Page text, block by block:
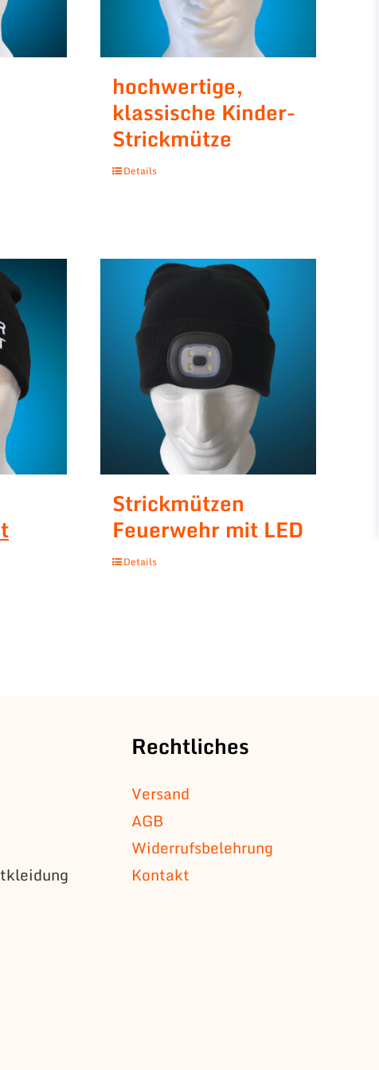
hochwertige,
klassische Kinder-
Strickmütze
Details
Strickmützen
Feuerwehr mit LED
Details
Rechtliches
Versand
AGB
Widerrufsbelehrung
Kontakt